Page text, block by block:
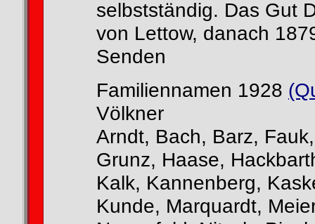
selbstständig. Das Gut
von Lettow, danach
Senden
Familiennamen 1928
Völkner
Arndt, Bach, Barz,
Grunz, Haase,
Kalk, Kannenberg,
Kunde, Marquardt,